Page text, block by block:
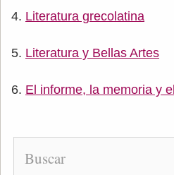
Literatura grecolatina
Literatura y Bellas Artes
El informe, la memoria y
Buscar